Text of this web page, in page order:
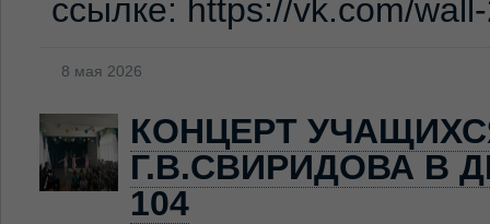
ссылке: https://vk.com/
8 мая 2026
КОНЦЕРТ
Г.В.СВИРИДОВА В
104